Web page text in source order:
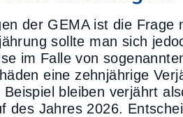
der GEMA ist die Frage
sollte man sich
im Falle von
eine zehnjährige
bleiben verjährt
des Jahres 2026.